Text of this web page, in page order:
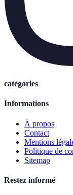
catégories
Informations
À propos
Contact
Mentions
Politique de
Sitemap
Restez informé